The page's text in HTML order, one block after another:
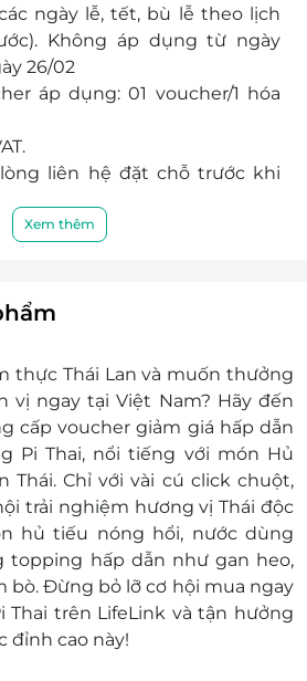
P. Bình Hiên, Q. Hải Châu, Đà
ngày lễ, tết, bù lễ theo lịch
Không áp dụng từ ngày
26/02
áp dụng: 01 voucher/1 hóa
liên hệ đặt chỗ trước khi
P.4, Quận 3, HCM
Trí, Phường 25, Bình Thạnh,
Long, Phường 2, Quận Phú
Phường 12, Quận Tân Bình
Hàm, Phường Yên Hòa, Quận
Linh, P. Bình Hiên, Q. Hải
Phường 02, Quận 4, TPHCM
15, Quận 10, Thành phố
Xem thêm
thực Thái Lan và muốn thưởng
vị ngay tại Việt Nam? Hãy đến
cấp voucher giảm giá hấp dẫn
Pi Thai, nổi tiếng với món Hủ
Thái. Chỉ với vài cú click chuột,
trải nghiệm hương vị Thái độc
hủ tiếu nóng hổi, nước dùng
topping hấp dẫn như gan heo,
bò. Đừng bỏ lỡ cơ hội mua ngay
Thai trên LifeLink và tận hưởng
đỉnh cao này!